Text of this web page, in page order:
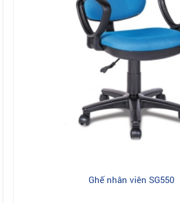
Ghế nhân viên SG550